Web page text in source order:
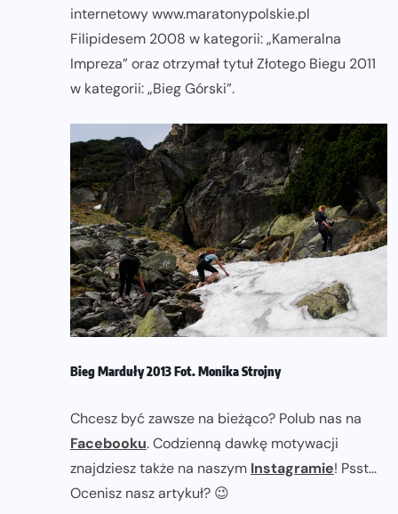
internetowy www.maratonypolskie.pl
Filipidesem 2008 w kategorii: „Kameralna
Impreza” oraz otrzymał tytuł Złotego Biegu 2011
w kategorii: „Bieg Górski”.
Bieg Marduły 2013 Fot. Monika Strojny
Chcesz być zawsze na bieżąco? Polub nas na
Facebooku. Codzienną dawkę motywacji
znajdziesz także na naszym Instagramie! Psst...
Ocenisz nasz artykuł? 😉